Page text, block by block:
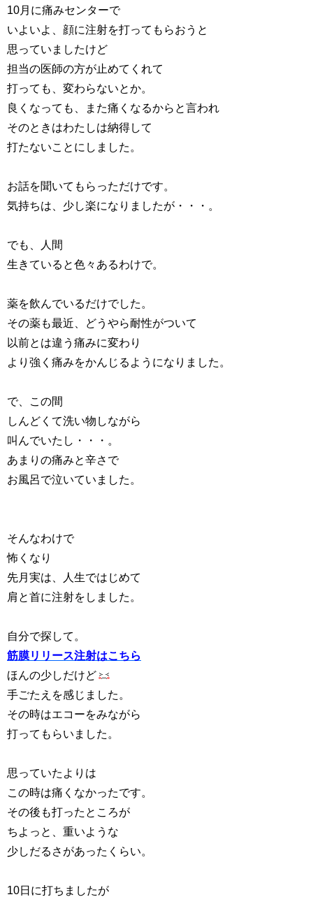
10月に痛みセンターで
いよいよ、顔に注射を打ってもらおうと
思っていましたけど
担当の医師の方が止めてくれて
打っても、変わらないとか。
良くなっても、また痛くなるからと言われ
そのときはわたしは納得して
打たないことにしました。
お話を聞いてもらっただけです。
気持ちは、少し楽になりましたが・・・。
でも、人間
生きていると色々あるわけで。
薬を飲んでいるだけでした。
その薬も最近、どうやら耐性がついて
以前とは違う痛みに変わり
より強く痛みをかんじるようになりました。
で、この間
しんどくて洗い物しながら
叫んでいたし・・・。
あまりの痛みと辛さで
お風呂で泣いていました。
そんなわけで
怖くなり
先月実は、人生ではじめて
肩と首に注射をしました。
自分で探して。
筋膜リリース注射はこちら
ほんの少しだけど
手ごたえを感じました。
その時はエコーをみながら
打ってもらいました。
思っていたよりは
この時は痛くなかったです。
その後も打ったところが
ちよっと、重いような
少しだるさがあったくらい。
10日に打ちましたが